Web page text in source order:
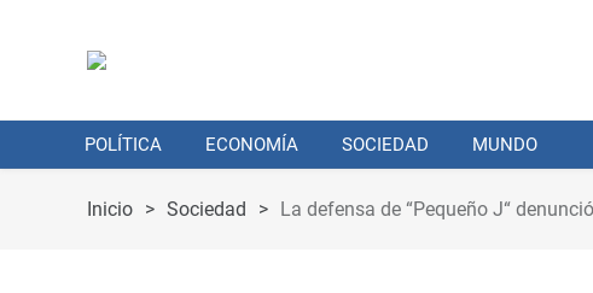
POLÍTICA ECONOMÍA SOCIEDAD MUNDO
Inicio > Sociedad > La defensa de “Pequeño J“